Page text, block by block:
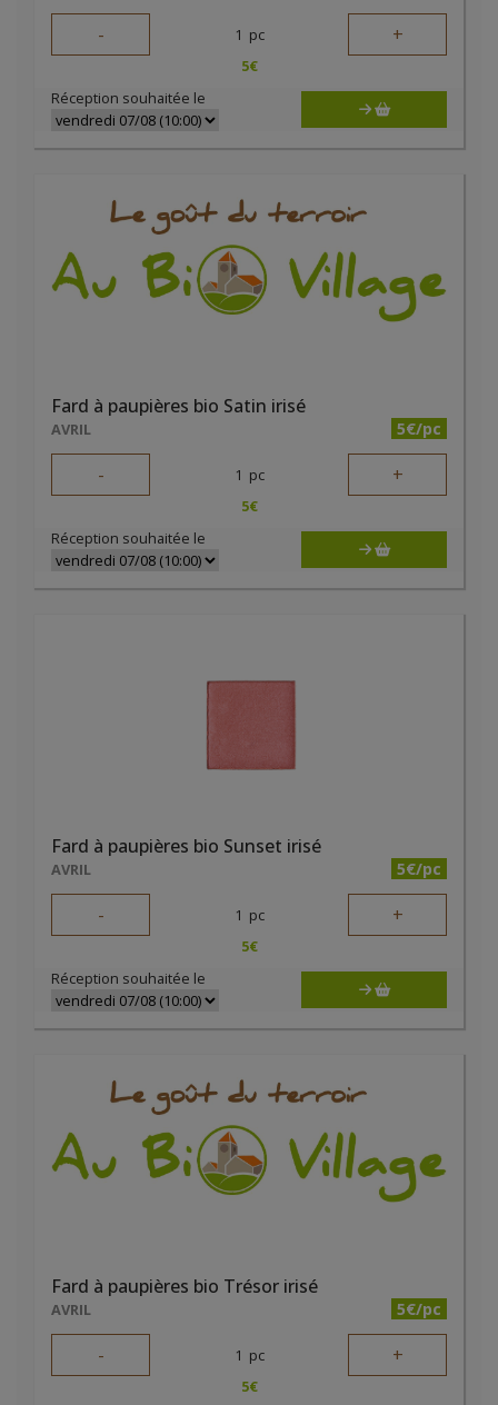
- 1 pc +
5€
Réception souhaitée le
Fard à paupières bio Satin irisé
AVRIL 5€/pc
- 1 pc +
5€
Réception souhaitée le
Fard à paupières bio Sunset irisé
AVRIL 5€/pc
- 1 pc +
5€
Réception souhaitée le
Fard à paupières bio Trésor irisé
AVRIL 5€/pc
- 1 pc +
5€